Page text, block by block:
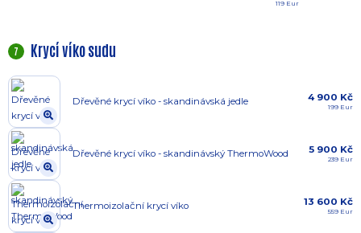
119 Eur
7 Krycí víko sudu
Dřevěné krycí víko - skandinávská jedle 4 900 Kč
199 Eur
Dřevěné krycí víko - skandinávský ThermoWood 5 900 Kč
239 Eur
Thermoizolační krycí víko 13 600 Kč
559 Eur